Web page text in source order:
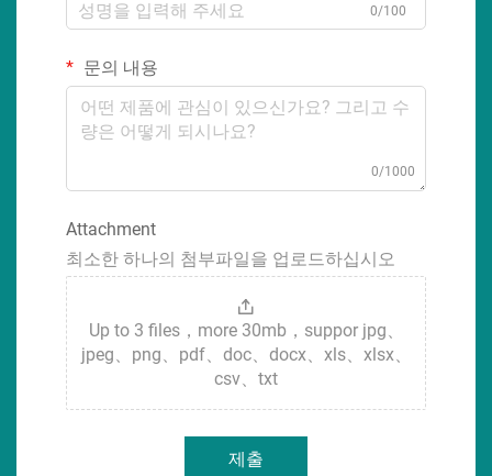
0/100
문의 내용
0/1000
Attachment
최소한 하나의 첨부파일을 업로드하십시오
Up to 3 files，more 30mb，suppor jpg、
jpeg、png、pdf、doc、docx、xls、xlsx、
csv、txt
제출